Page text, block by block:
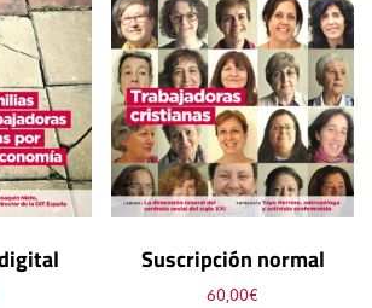
Suscripción normal
60,00€